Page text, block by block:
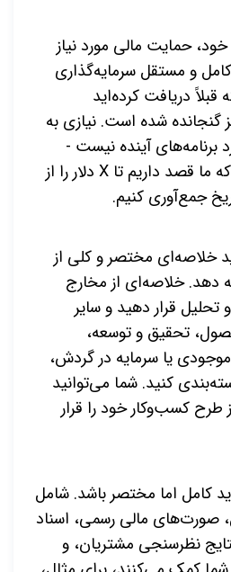
حمایت مالی مورد نیاز
و مستقل سرمایه‌گذاری
دریافت کرده‌اید
شده است. نیازی به
آینده نیست -
کافی است نتیجه بگیریم که ما قصد داریم تا X دلار را از
جمع‌آوری کنیم.
خلاصه‌ای مختصر و کلی از
دهد. خلاصه‌ای از مخارج
تحلیل قرار دهید و سایر
تحقیق و توسعه،
موجودی یا سرمایه در گردش،
کنید. شما می‌توانید
طرح کسب‌وکار خود را قرار
کامل اما مختصر باشد. شامل
صورت‌های مالی رسمی، اسناد
نظرسنجی مشتریان، و